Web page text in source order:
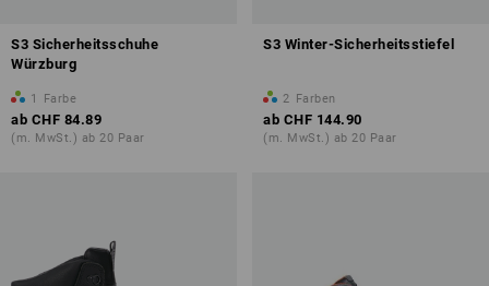
S3 Sicherheitsschuhe
Würzburg
1 Farbe
ab CHF 84.89
(m. MwSt.) ab 20 Paar
S3 Winter-Sicherheitsstiefel
2 Farben
ab CHF 144.90
(m. MwSt.) ab 20 Paar